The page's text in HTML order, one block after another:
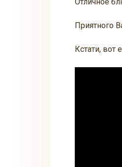
Приятного
Кстати, вот